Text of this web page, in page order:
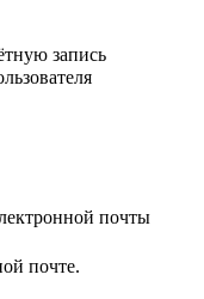
запись
почты
почте.